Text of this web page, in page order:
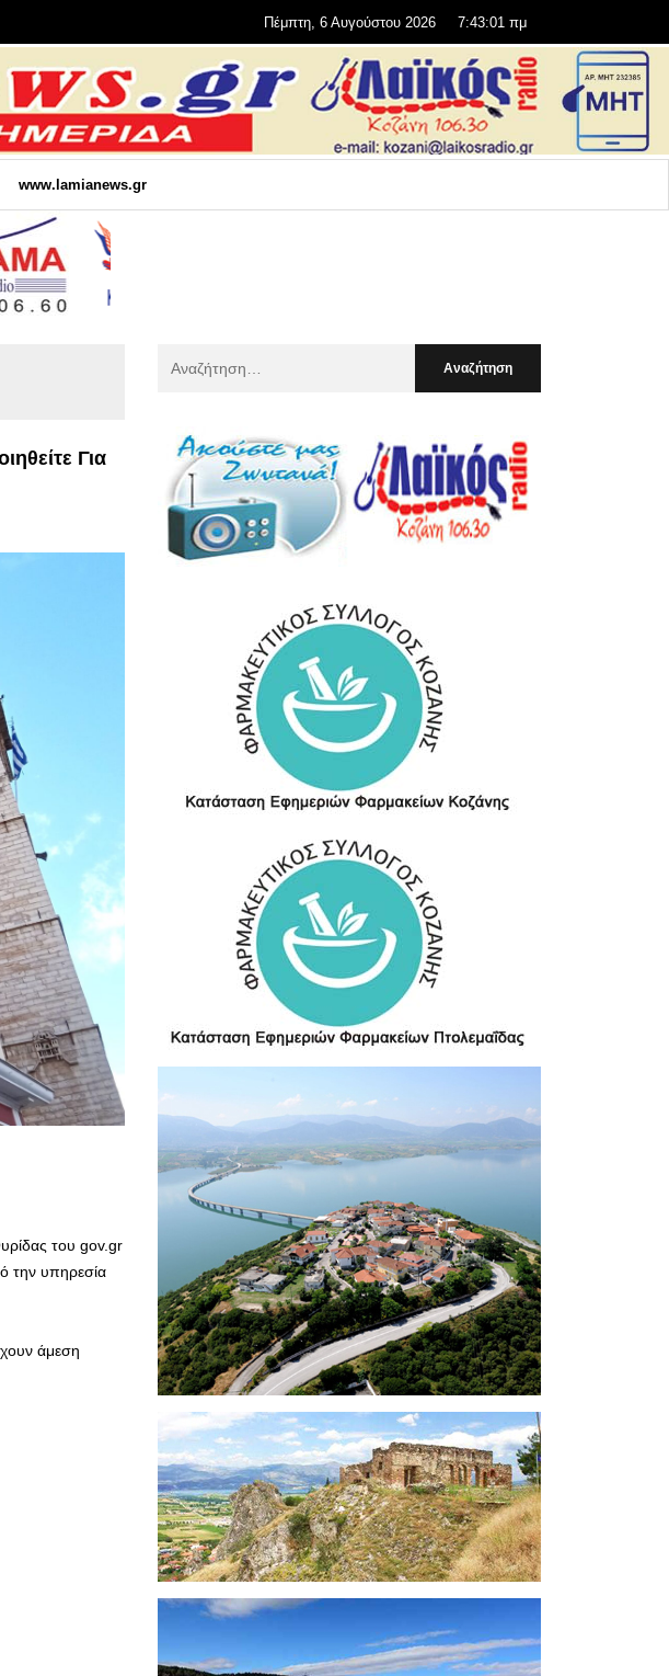
Πέμπτη, 6 Αυγούστου 2026 7:43:02 πμ
www.lamianews.gr
Για
του gov.gr
την υπηρεσία
άμεση